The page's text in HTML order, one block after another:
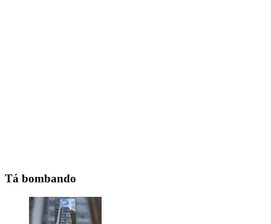
Tá bombando